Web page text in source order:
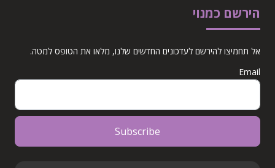
הירשם כמנוי
אל תחמיצו להירשם לעדכונים החדשים שלנו, מלאו את הטופס למטה.
Email